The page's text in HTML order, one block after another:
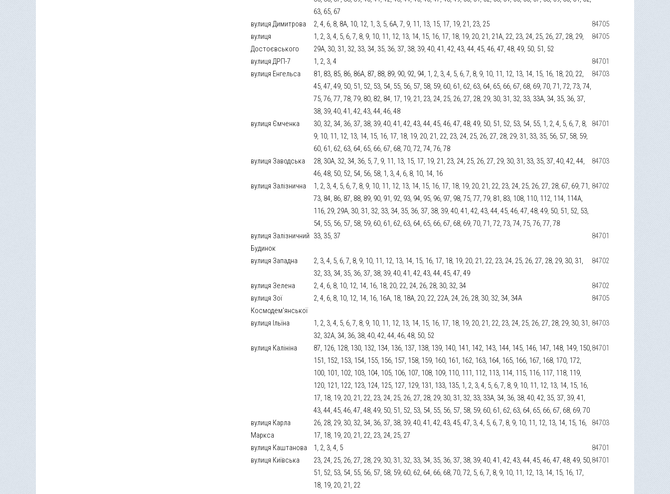
63, 65, 67
вулиця Димитрова 2, 4, 6, 8, 8А, 10, 12, 1, 3, 5, 6А, 7, 9, 11, 13, 15, 17, 19, 21, 23, 25
84705
вулиця
Достоєвського
1, 2, 3, 4, 5, 6, 7, 8, 9, 10, 11, 12, 13, 14, 15, 16, 17, 18, 19, 20, 21, 21А, 22, 23, 24, 25, 26, 27, 28, 29,
29А, 30, 31, 32, 33, 34, 35, 36, 37, 38, 39, 40, 41, 42, 43, 44, 45, 46, 47, 48, 49, 50, 51, 52
84705
вулиця ДРП-7 1, 2, 3, 4
84701
вулиця Енгельса
81, 83, 85, 86, 86А, 87, 88, 89, 90, 92, 94, 1, 2, 3, 4, 5, 6, 7, 8, 9, 10, 11, 12, 13, 14, 15, 16, 18, 20, 22,
45, 47, 49, 50, 51, 52, 53, 54, 55, 56, 57, 58, 59, 60, 61, 62, 63, 64, 65, 66, 67, 68, 69, 70, 71, 72, 73, 74,
75, 76, 77, 78, 79, 80, 82, 84, 17, 19, 21, 23, 24, 25, 26, 27, 28, 29, 30, 31, 32, 33, 33А, 34, 35, 36, 37,
38, 39, 40, 41, 42, 43, 44, 46, 48
84703
вулиця Ємченка
30, 32, 34, 36, 37, 38, 39, 40, 41, 42, 43, 44, 45, 46, 47, 48, 49, 50, 51, 52, 53, 54, 55, 1, 2, 4, 5, 6, 7, 8,
9, 10, 11, 12, 13, 14, 15, 16, 17, 18, 19, 20, 21, 22, 23, 24, 25, 26, 27, 28, 29, 31, 33, 35, 56, 57, 58, 59,
60, 61, 62, 63, 64, 65, 66, 67, 68, 70, 72, 74, 76, 78
84701
вулиця Заводська
28, 30А, 32, 34, 36, 5, 7, 9, 11, 13, 15, 17, 19, 21, 23, 24, 25, 26, 27, 29, 30, 31, 33, 35, 37, 40, 42, 44,
46, 48, 50, 52, 54, 56, 58, 1, 3, 4, 6, 8, 10, 14, 16
84703
вулиця Залізнична
1, 2, 3, 4, 5, 6, 7, 8, 9, 10, 11, 12, 13, 14, 15, 16, 17, 18, 19, 20, 21, 22, 23, 24, 25, 26, 27, 28, 67, 69, 71,
73, 84, 86, 87, 88, 89, 90, 91, 92, 93, 94, 95, 96, 97, 98, 75, 77, 79, 81, 83, 108, 110, 112, 114, 114А,
116, 29, 29А, 30, 31, 32, 33, 34, 35, 36, 37, 38, 39, 40, 41, 42, 43, 44, 45, 46, 47, 48, 49, 50, 51, 52, 53,
54, 55, 56, 57, 58, 59, 60, 61, 62, 63, 64, 65, 66, 67, 68, 69, 70, 71, 72, 73, 74, 75, 76, 77, 78
84702
вулиця Залізничний
Будинок
33, 35, 37 84701
вулиця Западна
2, 3, 4, 5, 6, 7, 8, 9, 10, 11, 12, 13, 14, 15, 16, 17, 18, 19, 20, 21, 22, 23, 24, 25, 26, 27, 28, 29, 30, 31,
32, 33, 34, 35, 36, 37, 38, 39, 40, 41, 42, 43, 44, 45, 47, 49
84702
вулиця Зелена 2, 4, 6, 8, 10, 12, 14, 16, 18, 20, 22, 24, 26, 28, 30, 32, 34
84702
вулиця Зої
Космодем'янської
2, 4, 6, 8, 10, 12, 14, 16, 16А, 18, 18А, 20, 22, 22А, 24, 26, 28, 30, 32, 34, 34А 84705
вулиця Ільїна
1, 2, 3, 4, 5, 6, 7, 8, 9, 10, 11, 12, 13, 14, 15, 16, 17, 18, 19, 20, 21, 22, 23, 24, 25, 26, 27, 28, 29, 30, 31,
32, 32А, 34, 36, 38, 40, 42, 44, 46, 48, 50, 52
84703
вулиця Калініна
87, 126, 128, 130, 132, 134, 136, 137, 138, 139, 140, 141, 142, 143, 144, 145, 146, 147, 148, 149, 150,
151, 152, 153, 154, 155, 156, 157, 158, 159, 160, 161, 162, 163, 164, 165, 166, 167, 168, 170, 172,
100, 101, 102, 103, 104, 105, 106, 107, 108, 109, 110, 111, 112, 113, 114, 115, 116, 117, 118, 119,
120, 121, 122, 123, 124, 125, 127, 129, 131, 133, 135, 1, 2, 3, 4, 5, 6, 7, 8, 9, 10, 11, 12, 13, 14, 15, 16,
17, 18, 19, 20, 21, 22, 23, 24, 25, 26, 27, 28, 29, 30, 31, 32, 33, 33А, 34, 36, 38, 40, 42, 35, 37, 39, 41,
43, 44, 45, 46, 47, 48, 49, 50, 51, 52, 53, 54, 55, 56, 57, 58, 59, 60, 61, 62, 63, 64, 65, 66, 67, 68, 69, 70
84701
вулиця Карла
Маркса
26, 28, 29, 30, 32, 34, 36, 37, 38, 39, 40, 41, 42, 43, 45, 47, 3, 4, 5, 6, 7, 8, 9, 10, 11, 12, 13, 14, 15, 16,
17, 18, 19, 20, 21, 22, 23, 24, 25, 27
84703
вулиця Каштанова 1, 2, 3, 4, 5
84701
вулиця Київська
23, 24, 25, 26, 27, 28, 29, 30, 31, 32, 33, 34, 35, 36, 37, 38, 39, 40, 41, 42, 43, 44, 45, 46, 47, 48, 49, 50,
51, 52, 53, 54, 55, 56, 57, 58, 59, 60, 62, 64, 66, 68, 70, 72, 5, 6, 7, 8, 9, 10, 11, 12, 13, 14, 15, 16, 17,
18, 19, 20, 21, 22
84701